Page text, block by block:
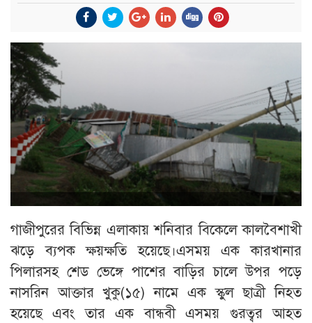
গাজীপুরের বিভিন্ন এলাকায় শনিবার বিকেলে কালবৈশাখী
ঝড়ে ব্যপক ক্ষয়ক্ষতি হয়েছে।এসময় এক কারখানার
পিলারসহ শেড ভেঙ্গে পাশের বাড়ির চালে উপর পড়ে
নাসরিন আক্তার খুকু(১৫) নামে এক স্কুল ছাত্রী নিহত
হয়েছে এবং তার এক বান্ধবী এসময় গুরত্বর আহত